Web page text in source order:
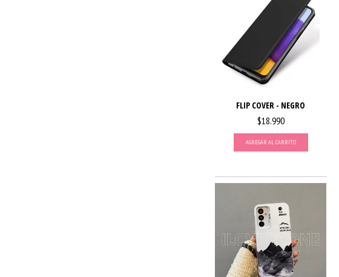
FLIP COVER - NEGRO
$18.990
AGREGAR AL CARRITO